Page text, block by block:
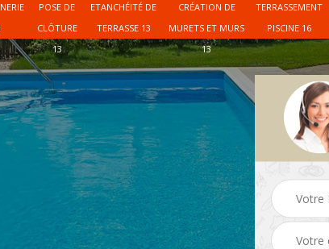
POSE DE
CLÔTURE
13
ETANCHÉITÉ DE
TERRASSE 13
CRÉATION DE
MURETS ET MURS
13
TERRASSEMENT
PISCINE 16